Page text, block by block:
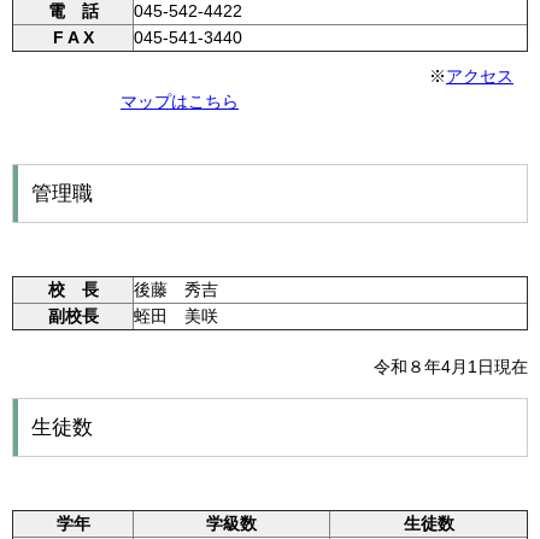
電 話
045-542-4422
F A X
045-541-3440
※アクセス
マップはこちら
管理職
校 長
後藤 秀吉
副校長
蛭田 美咲
令和８年4月1日現在
生徒数
学年 学級数
生徒数